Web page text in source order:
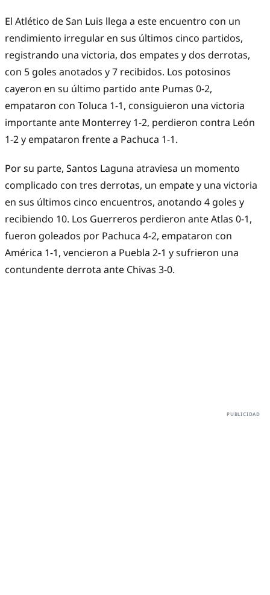
El Atlético de San Luis llega a este encuentro con un
rendimiento irregular en sus últimos cinco partidos,
registrando una victoria, dos empates y dos derrotas,
con 5 goles anotados y 7 recibidos. Los potosinos
cayeron en su último partido ante Pumas 0-2,
empataron con Toluca 1-1, consiguieron una victoria
importante ante Monterrey 1-2, perdieron contra León
1-2 y empataron frente a Pachuca 1-1.
Por su parte, Santos Laguna atraviesa un momento
complicado con tres derrotas, un empate y una victoria
en sus últimos cinco encuentros, anotando 4 goles y
recibiendo 10. Los Guerreros perdieron ante Atlas 0-1,
fueron goleados por Pachuca 4-2, empataron con
América 1-1, vencieron a Puebla 2-1 y sufrieron una
contundente derrota ante Chivas 3-0.